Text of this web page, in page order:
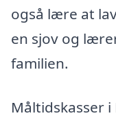
også lære at
en sjov og
familien.
Måltidskasser